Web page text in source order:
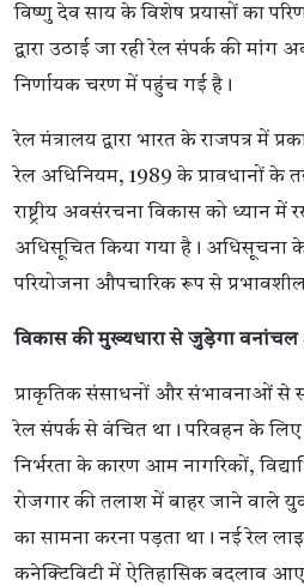
विष्णु देव साय के विशेष प्रयासों का
द्वारा उठाई जा रही रेल संपर्क की मांग
निर्णायक चरण में पहुंच गई है।
रेल मंत्रालय द्वारा भारत के राजपत्र में
रेल अधिनियम, 1989 के प्रावधानों के
राष्ट्रीय अवसंरचना विकास को ध्यान
अधिसूचित किया गया है। अधिसूचना
परियोजना औपचारिक रूप से
विकास की मुख्यधारा से जुड़ेगा वनांचल
प्राकृतिक संसाधनों और संभावनाओं से
रेल संपर्क से वंचित था। परिवहन के
निर्भरता के कारण आम नागरिकों,
रोजगार की तलाश में बाहर जाने वाले
का सामना करना पड़ता था। नई रेल
कनेक्टिविटी में ऐतिहासिक बदलाव